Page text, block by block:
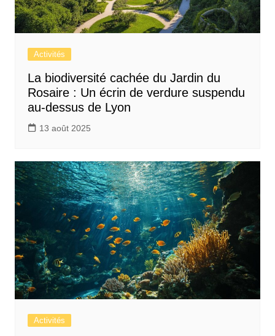
Activités
La biodiversité cachée du Jardin du
Rosaire : Un écrin de verdure suspendu
au-dessus de Lyon
13 août 2025
Activités